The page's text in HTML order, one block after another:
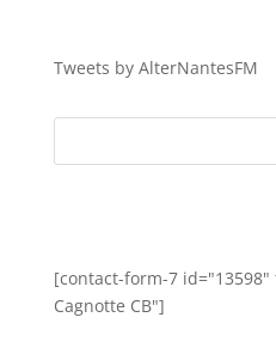
Tweets by AlterNantesFM
[contact-form-7
Cagnotte CB"]